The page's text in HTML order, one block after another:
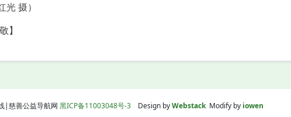
摄）
】
|慈善公益导航网 黑ICP备11003048号-3 Design byWebstackModify by iowen